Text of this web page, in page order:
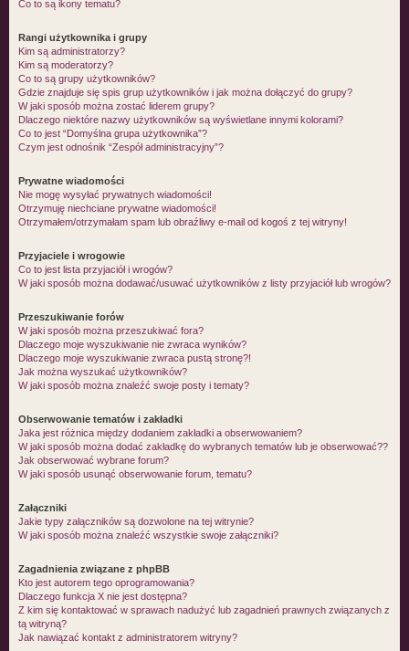
Co to są ikony tematu?
Rangi użytkownika i grupy
Kim są administratorzy?
Kim są moderatorzy?
Co to są grupy użytkowników?
Gdzie znajduje się spis grup użytkowników i jak można dołączyć do grupy?
W jaki sposób można zostać liderem grupy?
Dlaczego niektóre nazwy użytkowników są wyświetlane innymi kolorami?
Co to jest “Domyślna grupa użytkownika”?
Czym jest odnośnik “Zespół administracyjny”?
Prywatne wiadomości
Nie mogę wysyłać prywatnych wiadomości!
Otrzymuję niechciane prywatne wiadomości!
Otrzymałem/otrzymałam spam lub obraźliwy e-mail od kogoś z tej witryny!
Przyjaciele i wrogowie
Co to jest lista przyjaciół i wrogów?
W jaki sposób można dodawać/usuwać użytkowników z listy przyjaciół lub wrogów?
Przeszukiwanie forów
W jaki sposób można przeszukiwać fora?
Dlaczego moje wyszukiwanie nie zwraca wyników?
Dlaczego moje wyszukiwanie zwraca pustą stronę?!
Jak można wyszukać użytkowników?
W jaki sposób można znaleźć swoje posty i tematy?
Obserwowanie tematów i zakładki
Jaka jest różnica między dodaniem zakładki a obserwowaniem?
W jaki sposób można dodać zakładkę do wybranych tematów lub je obserwować??
Jak obserwować wybrane forum?
W jaki sposób usunąć obserwowanie forum, tematu?
Załączniki
Jakie typy załączników są dozwolone na tej witrynie?
W jaki sposób można znaleźć wszystkie swoje załączniki?
Zagadnienia związane z phpBB
Kto jest autorem tego oprogramowania?
Dlaczego funkcja X nie jest dostępna?
Z kim się kontaktować w sprawach nadużyć lub zagadnień prawnych związanych z
tą witryną?
Jak nawiązać kontakt z administratorem witryny?